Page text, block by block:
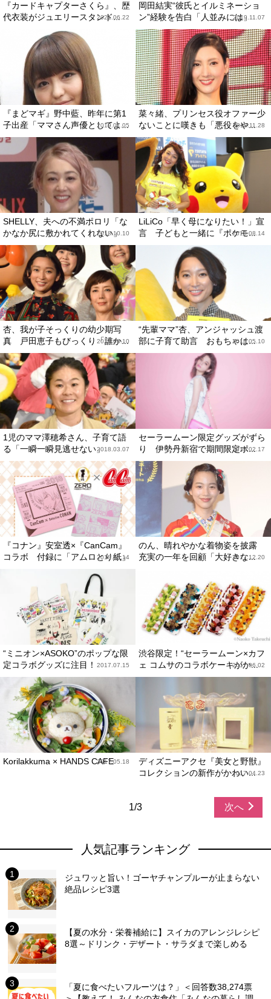
『カードキャプターさくら』、歴
代衣装がジュエリースタンド...
2021.06.22
岡田結実“彼氏とイルミネーショ
ン”経験を告白「人並みには」
2019.11.07
『まどマギ』野中藍、昨年に第1
子出産「ママさん声優としてよ...
2019.01.05
菜々緒、プリンセス役オファー少
ないことに嘆きも「悪役をや...
2018.11.28
SHELLY、夫への不満ポロリ「な
かなか尻に敷かれてくれない」
2018.10.10
LiLiCo「早く母になりたい！」宣
言 子どもと一緒に『ポケモ...
2018.08.14
杏、我が子そっくりの幼少期写
真 戸田恵子もびっくり「誰か...
2018.06.10
“先輩ママ”杏、アンジャッシュ渡
部に子育て助言 おもちゃは...
2018.05.10
1児のママ澤穂希さん、子育て語
る「一瞬一瞬見逃せない」2018.03.07
セーラームーン限定グッズがずら
り 伊勢丹新宿で期間限定ポ...
2018.02.17
『コナン』安室透×『CanCam』
コラボ 付録に「アムロとり紙」
2018.02.14
のん、晴れやかな着物姿を披露
充実の一年を回顧「大好きな...
2017.12.20
“ミニオン×ASOKO”のポップな限
定コラボグッズに注目！
2017.07.15
渋谷限定！“セーラームーン×カフ
ェ コムサのコラボケーキがか...
2017.06.02
Korilakkuma × HANDS CAFE2017.05.18
ディズニーアクセ『美女と野獣』
コレクションの新作がかわい...
2017.04.23
1/3 次へ
人気記事ランキング
ジュワッと旨い！ゴーヤチャンプルーが止まらない
絶品レシピ3選
【夏の水分・栄養補給に】スイカのアレンジレシピ
8選～ドリンク・デザート・サラダまで楽しめる
「夏に食べたいフルーツは？」＜回答数38,274票